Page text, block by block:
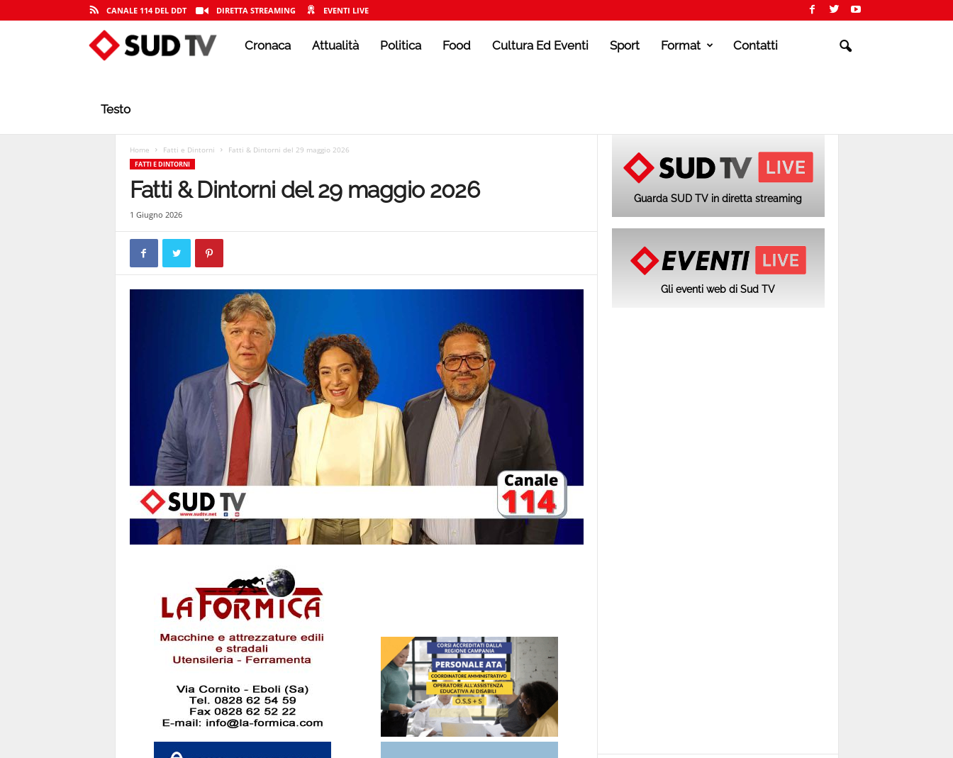
CANALE 114 DEL DDT DIRETTA STREAMING EVENTI LIVE
T
|
1
1
|
Cronaca Attualità Politica Food Cultura Ed Eventi Sport Format Contatti
Testo
Home Fatti e Dintorni Fatti & Dintorni del 29 maggio 2026
FATTI E DINTORNI
Fatti & Dintorni del 29 maggio 2026
1 Giugno 2026
Guarda SUD TV in diretta streaming
Gli eventi web di Sud TV